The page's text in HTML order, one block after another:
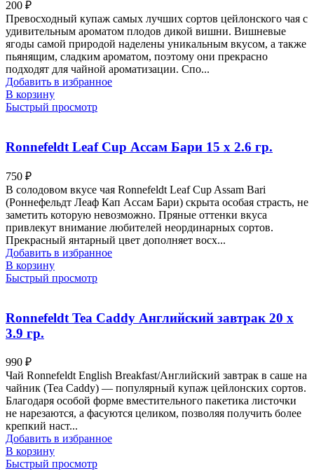
200 ₽
Превосходный купаж самых лучших сортов цейлонского чая с
удивительным ароматом плодов дикой вишни. Вишневые
ягоды самой природой наделены уникальным вкусом, а также
пьянящим, сладким ароматом, поэтому они прекрасно
подходят для чайной ароматизации. Спо...
Добавить в избранное
В корзину
Быстрый просмотр
Ronnefeldt Leaf Cup Ассам Бари 15 х 2.6 гр.
750 ₽
В солодовом вкусе чая Ronnefeldt Leaf Cup Assam Bari
(Роннефельдт Леаф Кап Ассам Бари) скрыта особая страсть, не
заметить которую невозможно. Пряные оттенки вкуса
привлекут внимание любителей неординарных сортов.
Прекрасный янтарный цвет дополняет восх...
Добавить в избранное
В корзину
Быстрый просмотр
Ronnefeldt Tea Caddy Английский завтрак 20 х
3.9 гр.
990 ₽
Чай Ronnefeldt English Breakfast/Английский завтрак в саше на
чайник (Tea Caddy) — популярный купаж цейлонских сортов.
Благодаря особой форме вместительного пакетика листочки
не нарезаются, а фасуются целиком, позволяя получить более
крепкий наст...
Добавить в избранное
В корзину
Быстрый просмотр